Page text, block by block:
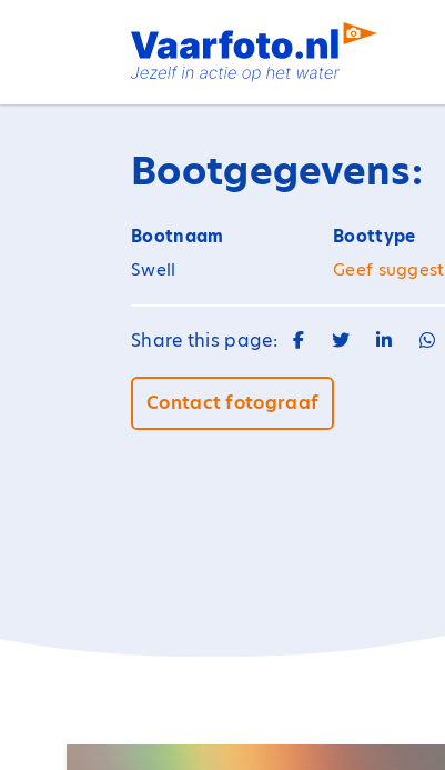
Bootgegevens:
Bootnaam
Swell
Boottype
Geef
Share this page:
Contact fotograaf